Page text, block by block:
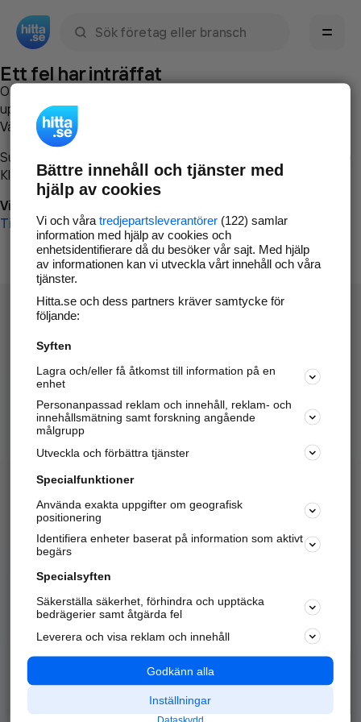
Ett fel har inträffat
Om du vill kan du
uppstod så att vi lättare och snabbare kan avhjälpa det.
Vänligen försök med följande:
Surfa till
Klicka påTillbaka-knappen i webbläsaren och försök igen
Vi beklagar besväret!
Till startsidan
Hitta.se - Gratis nummerupplysning.
Sök företag, personer och platser.
Hitta telefonnummer, adresser, företagsinfo mm.
Marknadsför företaget
Kom igång och annonsera mot
samarbetspartners nära dig.
Alla kategorier
Populära sökningar
API & Kartor
Annonsera
Integritet
Nödnummer
Bättre innehåll och tjänster med
hjälp av cookies
Vi och våra tredjepartsleverantörer(122) samlar
information med hjälp av cookies och
enhetsidentifierare då du besöker vår sajt. Med hjälp
av informationen kan vi utveckla vårt innehåll och våra
tjänster.
Hitta.se och dess partners kräver samtycke för
följande:
Syften
Lagra och/eller få åtkomst till information på en
enhet
Personanpassad reklam och innehåll, reklam- och
innehållsmätning samt forskning angående
målgrupp
Utveckla och förbättra tjänster
Specialfunktioner
Använda exakta uppgifter om geografisk
positionering
Identifiera enheter baserat på information som aktivt
begärs
Specialsyften
Säkerställa säkerhet, förhindra och upptäcka
bedrägerier samt åtgärda fel
Leverera och visa reklam och innehåll
Godkänn alla
Inställningar
Dataskydd